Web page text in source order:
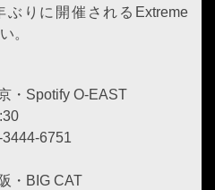
ぶりに開催されるExtreme
。
・Spotify O-EAST
6751
・BIG CAT